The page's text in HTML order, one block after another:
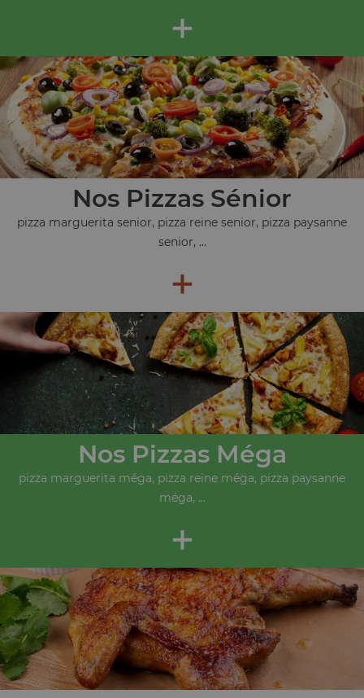
+
Nos Pizzas Sénior
pizza marguerita senior, pizza reine senior, pizza paysanne
senior, ...
+
Nos Pizzas Méga
pizza marguerita méga, pizza reine méga, pizza paysanne
méga, ...
+